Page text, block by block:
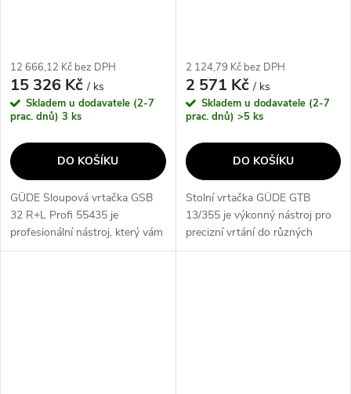
12 666,12 Kč bez DPH
15 326 Kč/ ks
Skladem u dodavatele (2-7
prac. dnů) 3 ks
DO KOŠÍKU
GÜDE Sloupová vrtačka GSB
32 R+L Profi 55435 je
profesionální nástroj, který vám
umožní přesné a efektivní
2 124,79 Kč bez DPH
2 571 Kč/ ks
Skladem u dodavatele (2-7
prac. dnů) >5 ks
DO KOŠÍKU
Stolní vrtačka GÜDE GTB
13/355 je výkonný nástroj pro
precizní vrtání do různých
materiálů. Díky silnému motoru